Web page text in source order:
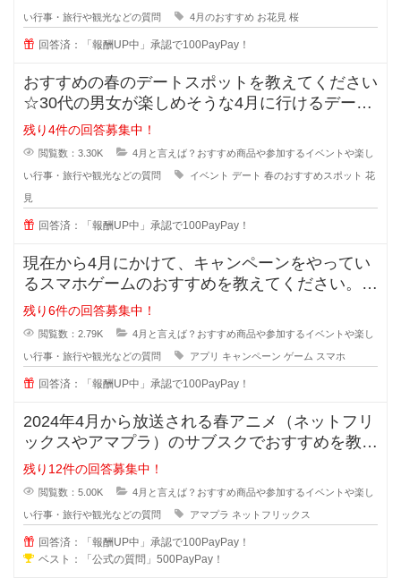
い行事・旅行や観光などの質問 4月のおすすめ お花見 桜
回答済：「報酬UP中」承認で100PayPay！
おすすめの春のデートスポットを教えてください
☆30代の男女が楽しめそうな4月に行けるデート
スポットを知ってる方いますか？
残り4件の回答募集中！
閲覧数：3.30K 4月と言えば？おすすめ商品や参加するイベントや楽し
い行事・旅行や観光などの質問 イベント デート 春のおすすめスポット 花
見
回答済：「報酬UP中」承認で100PayPay！
現在から4月にかけて、キャンペーンをやってい
るスマホゲームのおすすめを教えてください。
暇な時や予定がない土日など
残り6件の回答募集中！
閲覧数：2.79K 4月と言えば？おすすめ商品や参加するイベントや楽し
い行事・旅行や観光などの質問 アプリ キャンペーン ゲーム スマホ
回答済：「報酬UP中」承認で100PayPay！
2024年4月から放送される春アニメ（ネットフリ
ックスやアマプラ）のサブスクでおすすめを教え
てください！ファンタジーや異
残り12件の回答募集中！
閲覧数：5.00K 4月と言えば？おすすめ商品や参加するイベントや楽し
い行事・旅行や観光などの質問 アマプラ ネットフリックス
回答済：「報酬UP中」承認で100PayPay！
ベスト：「公式の質問」500PayPay！